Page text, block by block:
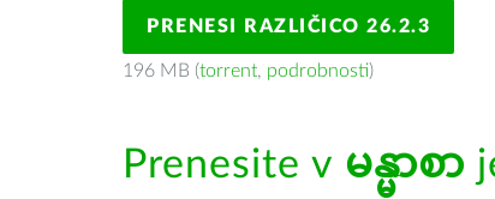
PRENESI RAZLIČICO 26.2.3
196 MB (torrent, podrobnosti)
Prenesite v မန္မာစာ